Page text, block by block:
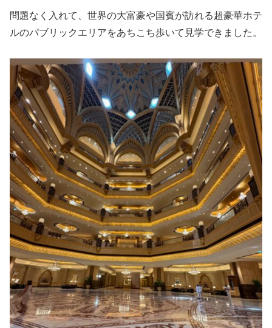
問題なく入れて、世界の大富豪や国賓が訪れる超豪華ホテ
ルのパブリックエリアをあちこち歩いて見学できました。